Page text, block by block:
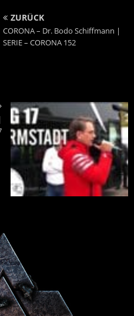
ZURÜCK
CORONA – Dr. Bodo Schiffmann |
SERIE – CORONA 152
By :